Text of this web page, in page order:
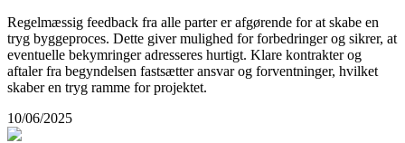
Regelmæssig feedback fra alle parter er afgørende for at skabe en
tryg byggeproces. Dette giver mulighed for forbedringer og sikrer, at
eventuelle bekymringer adresseres hurtigt. Klare kontrakter og
aftaler fra begyndelsen fastsætter ansvar og forventninger, hvilket
skaber en tryg ramme for projektet.
10/06/2025